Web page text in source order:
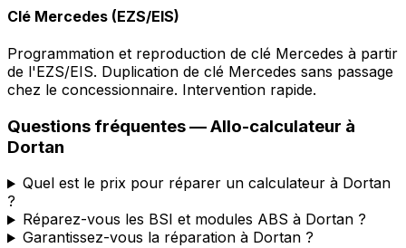
Clé Mercedes (EZS/EIS)
Programmation et reproduction de clé Mercedes à partir
de l'EZS/EIS. Duplication de clé Mercedes sans passage
chez le concessionnaire. Intervention rapide.
Questions fréquentes —Allo-calculateur à
Dortan
Quel est le prix pour réparer un calculateur à Dortan
?
Réparez-vous les BSI et modules ABS à Dortan ?
Garantissez-vous la réparation à Dortan ?